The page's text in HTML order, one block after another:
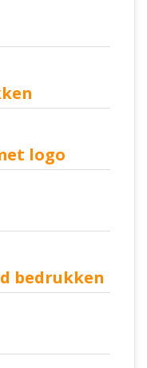
logo
bedrukken